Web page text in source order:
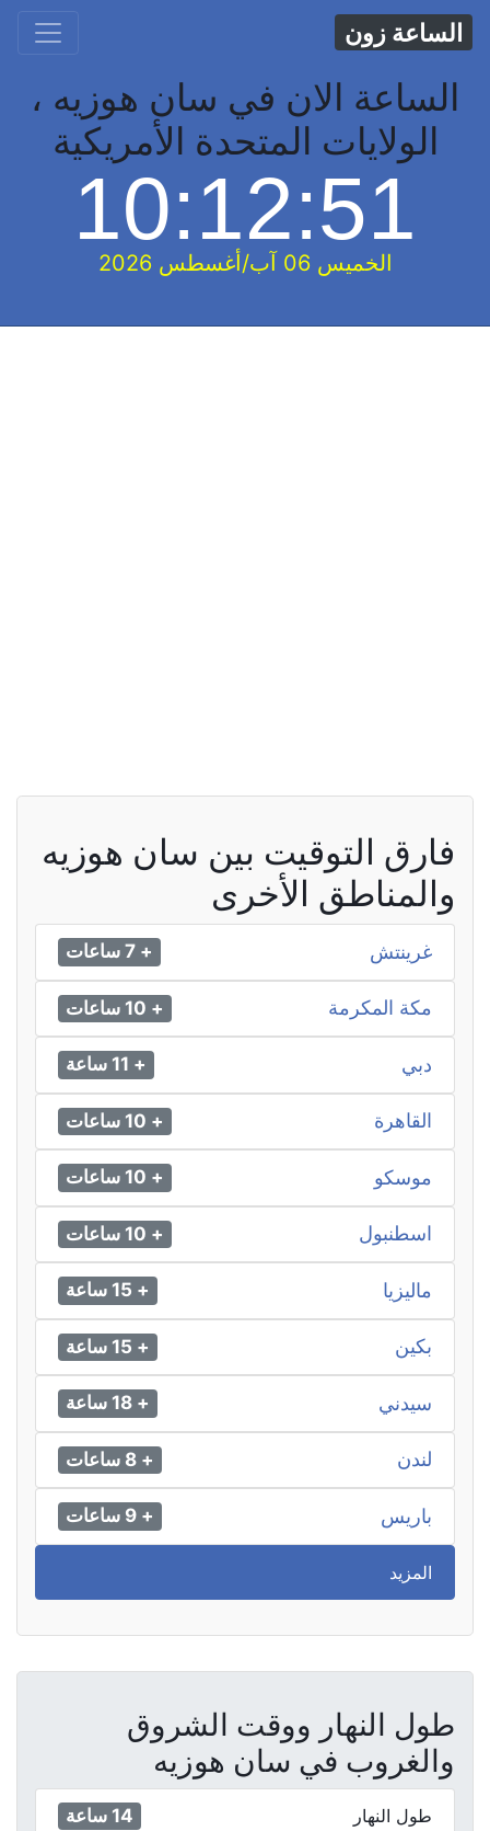
الساعة زون
الساعة الان في سان هوزيه ،
الولايات المتحدة الأمريكية
10:12:52
الخميس 06 آب/أغسطس 2026
فارق التوقيت بين سان هوزيه
والمناطق الأخرى
غرينتش + 7 ساعات
مكة المكرمة + 10 ساعات
دبي + 11 ساعة
القاهرة + 10 ساعات
موسكو + 10 ساعات
اسطنبول + 10 ساعات
ماليزيا + 15 ساعة
بكين + 15 ساعة
سيدني + 18 ساعة
لندن + 8 ساعات
باريس + 9 ساعات
المزيد
طول النهار ووقت الشروق
والغروب في سان هوزيه
طول النهار 14 ساعة